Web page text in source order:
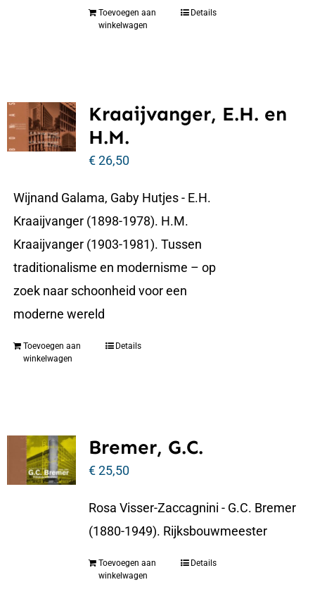
Toevoegen aan
winkelwagen
Details
Kraaijvanger, E.H. en
H.M.
€26,50
Wijnand Galama, Gaby Hutjes - E.H.
Kraaijvanger (1898-1978). H.M.
Kraaijvanger (1903-1981). Tussen
traditionalisme en modernisme – op
zoek naar schoonheid voor een
moderne wereld
Toevoegen aan
winkelwagen
Details
Bremer, G.C.
€25,50
Rosa Visser-Zaccagnini - G.C. Bremer
(1880-1949). Rijksbouwmeester
Toevoegen aan
winkelwagen
Details